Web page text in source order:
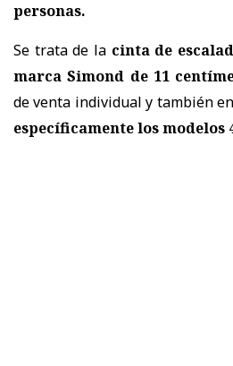
personas.
Se trata de la cinta de
marca Simond de 11
de venta individual y también
específicamente los modelos